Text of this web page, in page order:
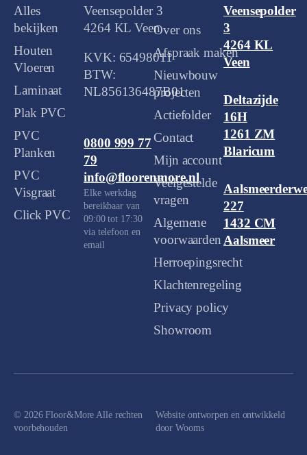
Alles
bekijken
Houten
Vloeren
Laminaat
Plak PVC
PVC
Planken
PVC
Visgraat
Click PVC
Veensepolder 3
4264 KL Veen
KVK: 65498011
BTW:
NL856136487B01
0800 999 77
79
info@floorenmore.nl
Elke werkdag
bereikbaar van
09:00 tot 17:30
via telefoon en
email
Over ons
Afspraak maken
Nieuwbouw
projecten
Actiefolder
Contact
Mijn account
Veelgestelde
vragen
Algemene
voorwaarden
Herroepingsrecht
Klachtenregeling
Privacy policy
Showroom
Veensepolder
3
4264 KL
Veen
Deltazijde
16H
1261 ZM
Blaricum
227
1432 CM
Aalsmeer
© 2026 Floor&More Alle rechten
voorbehouden
Website ontworpen en ontwikkeld
doorWooms